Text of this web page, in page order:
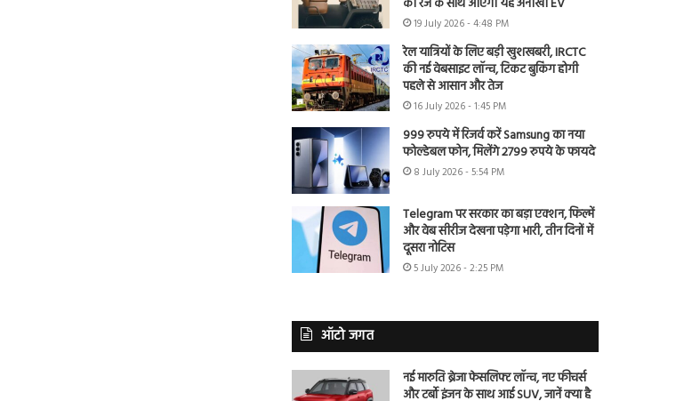
की रेंज के साथ आएगी यह अनोखी EV
19 July 2026 - 4:48 PM
रेल यात्रियों के लिए बड़ी खुशखबरी, IRCTC
की नई वेबसाइट लॉन्च, टिकट बुकिंग होगी
पहले से आसान और तेज
16 July 2026 - 1:45 PM
999 रुपये में रिजर्व करें Samsung का नया
फोल्डेबल फोन, मिलेंगे 2799 रुपये के फायदे
8 July 2026 - 5:54 PM
Telegram पर सरकार का बड़ा एक्शन, फिल्में
और वेब सीरीज देखना पड़ेगा भारी, तीन दिनों में
दूसरा नोटिस
5 July 2026 - 2:25 PM
ऑटो जगत
नई मारुति ब्रेजा फेसलिफ्ट लॉन्च, नए फीचर्स
और टर्बो इंजन के साथ आई SUV, जानें क्या है